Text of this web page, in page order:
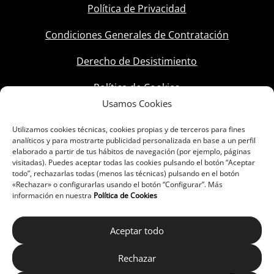
Usamos Cookies
Utilizamos cookies técnicas, cookies propias y de terceros para fines
analíticos y para mostrarte publicidad personalizada en base a un perfil
elaborado a partir de tus hábitos de navegación (por ejemplo, páginas
visitadas). Puedes aceptar todas las cookies pulsando el botón “Aceptar
todo”, rechazarlas todas (menos las técnicas) pulsando en el botón
«Rechazar» o configurarlas usando el botón “Configurar”. Más
información en nuestra Política de Cookies
Aceptar todo
Rechazar
Política de Privacidad
Condiciones Generales de Contratación
Derecho de Desistimiento
Política de Cookies